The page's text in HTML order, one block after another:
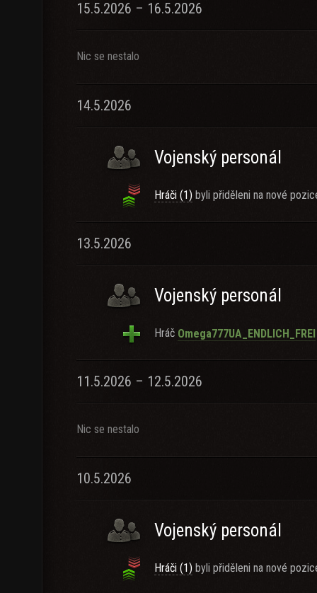
15.5.2026 – 16.5.2026
Nic se nestalo
14.5.2026
Vojenský personál
Hráči (1) byli přiděleni na nové
13.5.2026
Vojenský personál
Hráč Omega777UA_ENDLICH_FREI
11.5.2026 – 12.5.2026
Nic se nestalo
10.5.2026
Vojenský personál
Hráči (1) byli přiděleni na nové